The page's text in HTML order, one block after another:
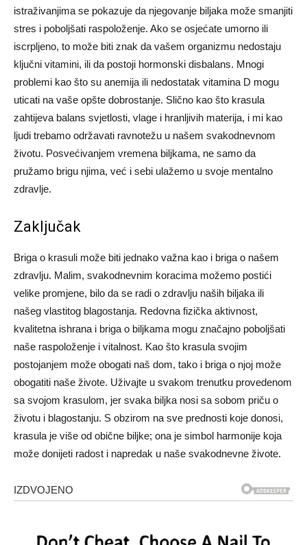
istraživanjima se pokazuje da njegovanje biljaka može smanjiti
stres i poboljšati raspoloženje. Ako se osjećate umorno ili
iscrpljeno, to može biti znak da vašem organizmu nedostaju
ključni vitamini, ili da postoji hormonski disbalans. Mnogi
problemi kao što su anemija ili nedostatak vitamina D mogu
uticati na vaše opšte dobrostanje. Slično kao što krasula
zahtijeva balans svjetlosti, vlage i hranljivih materija, i mi kao
ljudi trebamo održavati ravnotežu u našem svakodnevnom
životu. Posvećivanjem vremena biljkama, ne samo da
pružamo brigu njima, već i sebi ulažemo u svoje mentalno
zdravlje.
Zaključak
Briga o krasuli može biti jednako važna kao i briga o našem
zdravlju. Malim, svakodnevnim koracima možemo postići
velike promjene, bilo da se radi o zdravlju naših biljaka ili
našeg vlastitog blagostanja. Redovna fizička aktivnost,
kvalitetna ishrana i briga o biljkama mogu značajno poboljšati
naše raspoloženje i vitalnost. Kao što krasula svojim
postojanjem može obogati naš dom, tako i briga o njoj može
obogatiti naše živote. Uživajte u svakom trenutku provedenom
sa svojom krasulom, jer svaka biljka nosi sa sobom priču o
životu i blagostanju. S obzirom na sve prednosti koje donosi,
krasula je više od obične biljke; ona je simbol harmonije koja
može donijeti radost i napredak u naše svakodnevne živote.